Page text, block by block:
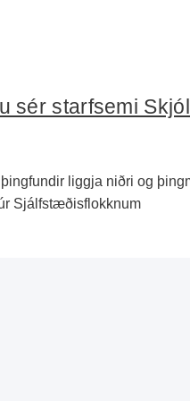
sér starfsemi
liggja niðri og
Sjálfstæðisflokknum